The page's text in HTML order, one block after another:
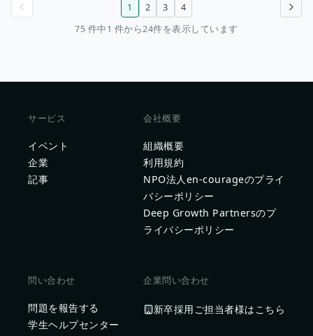
次のページ
1 2 3
4
75 件中1 件から24件を表示しています
サービス
イベント
企業
記事
会社概要
組織概要
利用規約
NPO法人en-courageのプライ
バシーポリシー
Deep Growth Partnersのプ
ライバシーポリシー
問い合わせ
問題を報告する
学生ヘルプセンター
企業問い合わせ
新卒採用ご担当者様はこちら